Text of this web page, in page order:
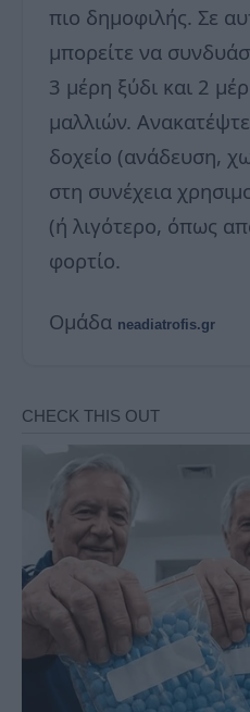
πιο δημοφιλής. Σε
μπορείτε να
3 μέρη ξύδι και 2
μαλλιών.
δοχείο (ανάδευση,
στη συνέχεια
(ή λιγότερο, όπως
φορτίο.
Ομάδα neadiatrofis.gr